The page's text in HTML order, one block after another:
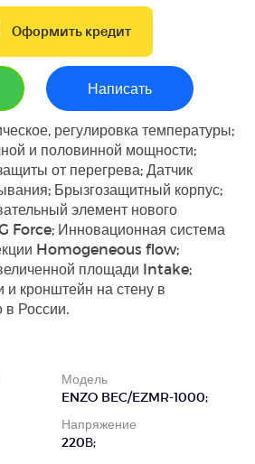
Оформить кредит
Написать
регулировка температуры;
и половинной мощности;
от перегрева; Датчик
Брызгозащитный корпус;
элемент нового
Force; Инновационная система
Homogeneous flow;
площади Intake;
и кронштейн на стену в
в России.
Модель
ENZO BEC/EZMR-1000;
Напряжение
220В;